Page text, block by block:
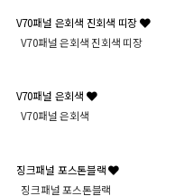
V70패널 은회색 진회색 띠장
V70패널 은회색 진회색 띠장
V70패널 은회색
V70패널 은회색
징크패널 포스톤블랙
징크패널 포스톤블랙